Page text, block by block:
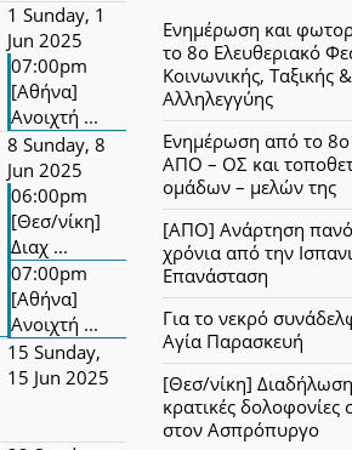
1 Sunday, 1
Jun 2025
07:00pm
[Αθήνα]
Ανοιχτή ...
8 Sunday, 8
Jun 2025
06:00pm
[Θεσ/νίκη]
Διαχ ...
07:00pm
[Αθήνα]
Ανοιχτή ...
15 Sunday,
15 Jun 2025
Ενημέρωση και
το 8ο Ελευθεριακό
Κοινωνικής, Ταξικής
Αλληλεγγύης
Ενημέρωση από το 8ο
ΑΠΟ – ΟΣ και
ομάδων – μελών της
[ΑΠΟ] Ανάρτηση πανό
χρόνια από την
Επανάσταση
Για το νεκρό
Αγία Παρασκευή
[Θεσ/νίκη] Διαδήλωση
κρατικές δολοφονίες
στον Ασπρόπυργο